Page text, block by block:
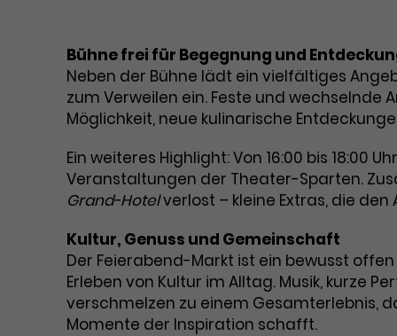
Bühne frei für Begegnung und
Neben der Bühne lädt ein vielfältiges
zum Verweilen ein. Feste und
Möglichkeit, neue kulinarische
Ein weiteres Highlight: Von 16:00 bis 18:00
Veranstaltungen der Theater-Sparten.
Grand-Hotelverlost – kleine Extras, die
Kultur, Genuss und Gemeinschaft
Der Feierabend-Markt ist ein bewusst
Erleben von Kultur im Alltag. Musik, kurze
verschmelzen zu einem Gesamterlebnis,
Momente der Inspiration schafft.